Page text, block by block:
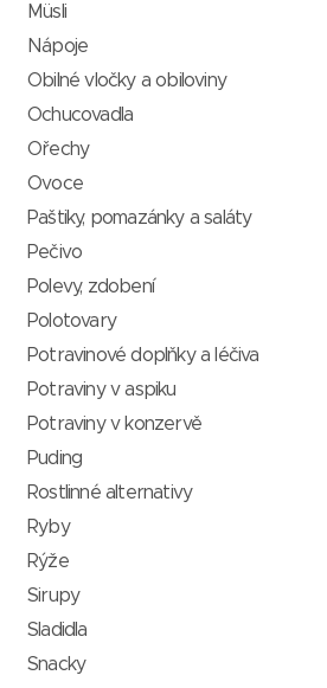
Müsli
Nápoje
Obilné vločky a obiloviny
Ochucovadla
Ořechy
Ovoce
Paštiky, pomazánky a saláty
Pečivo
Polevy, zdobení
Polotovary
Potravinové doplňky a léčiva
Potraviny v aspiku
Potraviny v konzervě
Puding
Rostlinné alternativy
Ryby
Rýže
Sirupy
Sladidla
Snacky